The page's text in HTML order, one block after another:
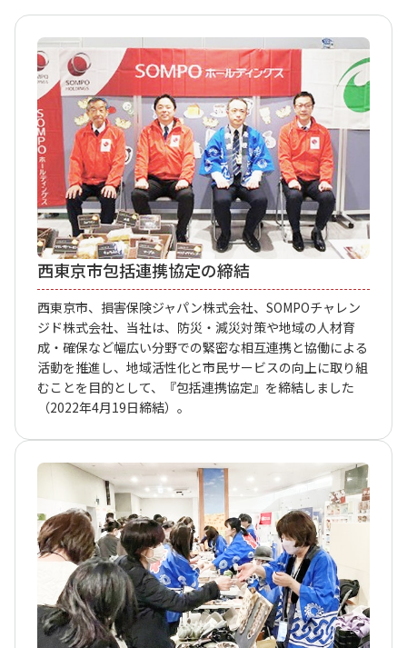
西東京市包括連携協定の締結
西東京市、損害保険ジャパン株式会社、SOMPOチャレン
ジド株式会社、当社は、防災・減災対策や地域の人材育
成・確保など幅広い分野での緊密な相互連携と協働による
活動を推進し、地域活性化と市民サービスの向上に取り組
むことを目的として、『包括連携協定』を締結しました
（2022年4月19日締結）。